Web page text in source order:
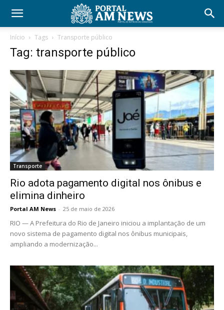
Início Tags Transporte público
Tag: transporte público
Transporte
Rio adota pagamento digital nos ônibus e
elimina dinheiro
Portal AM News - 25 de maio de 2026
RIO — A Prefeitura do Rio de Janeiro iniciou a implantação de um
novo sistema de pagamento digital nos ônibus municipais,
ampliando a modernização...